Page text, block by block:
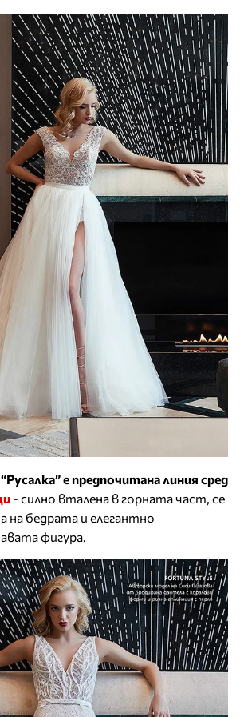
е предпочитана линия сред
- силно вталена в горната част, се
на бедрата и елегантно
фигура.